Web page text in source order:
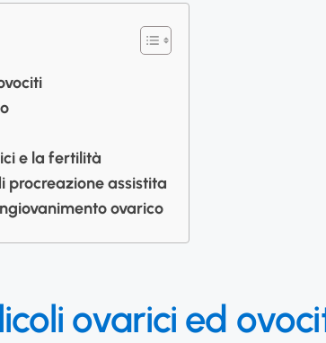
e la fertilità
procreazione assistita
ovarico
ovarici ed